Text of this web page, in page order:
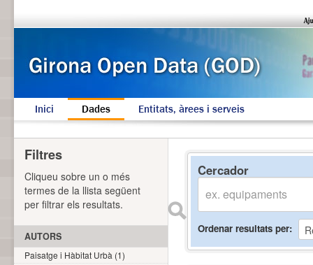
Inici Dades Entitats, àrees i serveis
Cercador
Ordenar resultats per
Filtres
Cliqueu sobre un o més
termes de la llista següent
per filtrar els resultats.
AUTORS
Paisatge i Hàbitat Urbà (1)